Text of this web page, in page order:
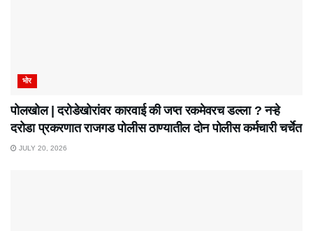
भोर
पोलखोल | दरोडेखोरांवर कारवाई की जप्त रकमेवरच डल्ला ? नऱ्हे
दरोडा प्रकरणात राजगड पोलीस ठाण्यातील दोन पोलीस कर्मचारी चर्चेत
JULY 20, 2026